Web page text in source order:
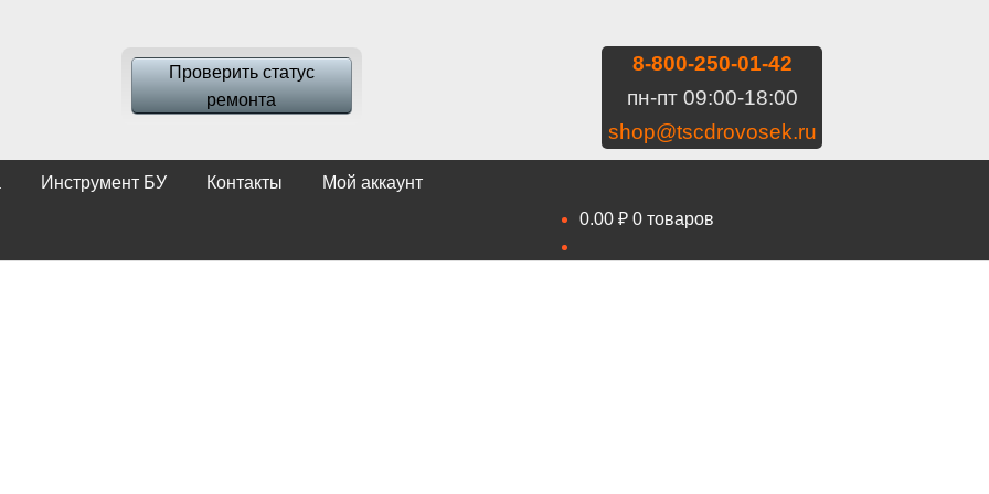
Проверить статус
ремонта
8-800-250-01-42
пн-пт 09:00-18:00
shop@tscdrovosek.ru
Инструмент БУ Контакты
Мой аккаунт
0.00 ₽ 0 товаров